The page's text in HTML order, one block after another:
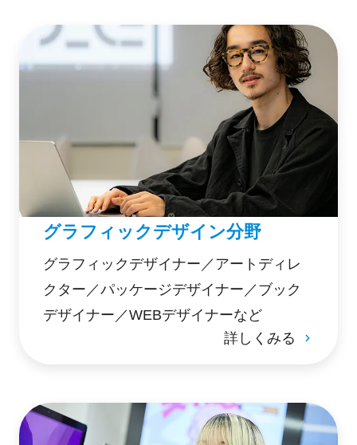
グラフィックデザイン分野
グラフィックデザイナー／アートディレ
クター／パッケージデザイナー／ブック
デザイナー／WEBデザイナーなど
詳しくみる